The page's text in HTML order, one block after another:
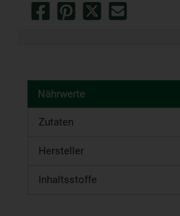
Nährwerte
Zutaten
Hersteller
Inhaltsstoffe